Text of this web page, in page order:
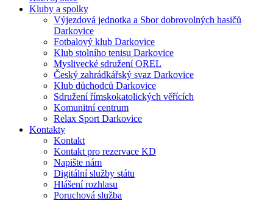
Kluby a spolky
Výjezdová jednotka a Sbor dobrovolných hasičů
Darkovice
Fotbalový klub Darkovice
Klub stolního tenisu Darkovice
Myslivecké sdružení OREL
Český zahrádkářský svaz Darkovice
Klub důchodců Darkovice
Sdružení římskokatolických věřících
Komunitní centrum
Relax Sport Darkovice
Kontakty
Kontakt
Kontakt pro rezervace KD
Napište nám
Digitální služby státu
Hlášení rozhlasu
Poruchová služba